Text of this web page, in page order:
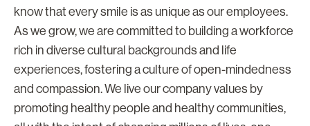
know that every smile is as unique as our employees.
As we grow, we are committed to building a workforce
rich in diverse cultural backgrounds and life
experiences, fostering a culture of open-mindedness
and compassion. We live our company values by
promoting healthy people and healthy communities,